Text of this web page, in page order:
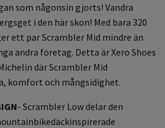
som någonsin gjorts! Vandra
i den här skon! Med bara 320
ett par Scrambler Mid mindre än
andra företag. Detta är Xero Shoes
där Scrambler Mid
komfort och mångsidighet.
- Scrambler Low delar den